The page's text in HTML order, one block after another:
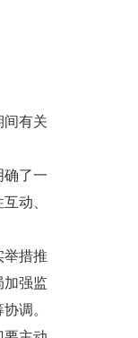
有关
确了一
动、
举措推
加强监
调。